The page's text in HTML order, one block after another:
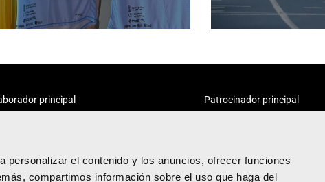
personalizar el contenido y los anuncios, ofrecer funciones
compartimos información sobre el uso que haga del
principal Patrocinador principal